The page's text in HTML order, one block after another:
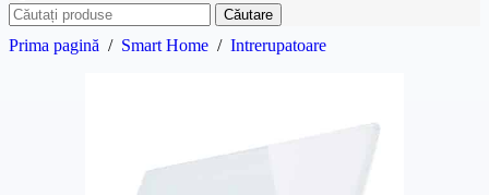
Căutare
Prima pagină / Smart Home / Intrerupatoare